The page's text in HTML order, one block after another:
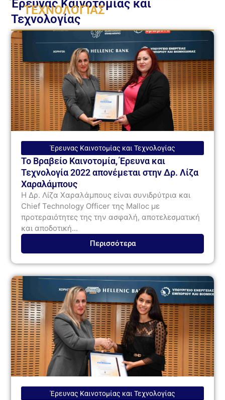
Έρευνας Καινοτομίας και
Τεχνολογίας
ΤΕΧΝΟΛΟΓΊΑΣ
Έρευνας Καινοτομίας και Τεχνολογίας
Το Βραβείο Καινοτομία, Έρευνα και
Τεχνολογία 2022 απονέμεται στην Δρ. Λίζα
Χαραλάμπους
Η Δρ. Λίζα Χαραλάμπους είναι συνιδρύτρια και
Chief Technology Officer της Malloc με
προτεραιότητες της την ασφαλή, αποτελεσματική
και αποδοτική...
Περισσότερα
Έρευνας Καινοτομίας και Τεχνολογίας